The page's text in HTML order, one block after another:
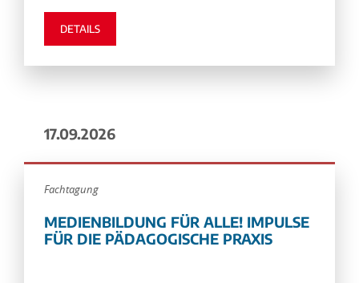
DETAILS
17.09.2026
Fachtagung
MEDIENBILDUNG FÜR ALLE! IMPULSE
FÜR DIE PÄDAGOGISCHE PRAXIS